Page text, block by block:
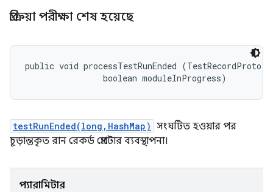
প্রক্রিয়া পরীক্ষা শেষ হয়েছে
public void processTestRunEnded
                boolean moduleInProgress)
testRunEnded(long,HashMap) সংঘটিত হওয়ার পর
চূড়ান্তকৃত রান রেকর্ড প্রোটোর ব্যবস্থাপনা।
প্যারামিটার